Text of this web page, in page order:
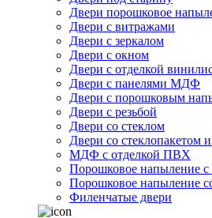
Двери порошковое
Двери с витражами
Двери с зеркалом
Двери с окном
Двери с отделкой
Двери с панелями МДФ
Двери с порошковым
Двери с резьбой
Двери со стеклом
Двери со стеклопакетом
МДФ с отделкой ПВХ
Порошковое напыление с
Порошковое напыление
Филенчатые двери